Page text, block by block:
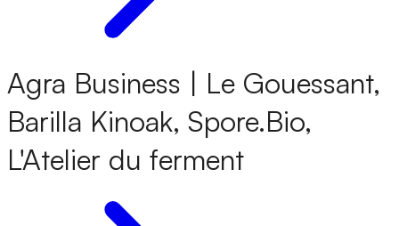
Agra Business | Le Gouessant,
Barilla Kinoak, Spore.Bio,
L'Atelier du ferment